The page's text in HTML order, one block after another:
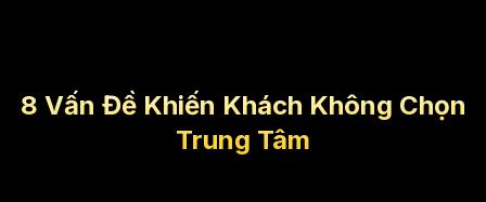
8 Vấn Đề Khiến Khách Không Chọn
Trung Tâm